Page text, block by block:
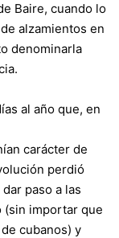
Baire, cuando lo
alzamientos en
denominarla
al año que, en
carácter de
perdió
paso a las
(sin importar que
cubanos) y